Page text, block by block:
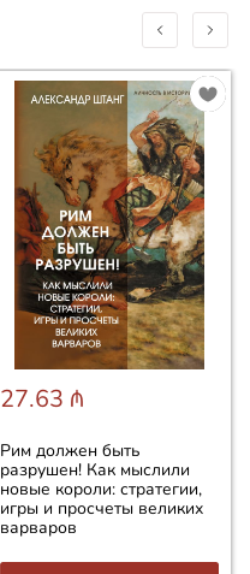
27.63 ₼
Рим должен быть
разрушен! Как мыслили
новые короли: стратегии,
игры и просчеты великих
варваров